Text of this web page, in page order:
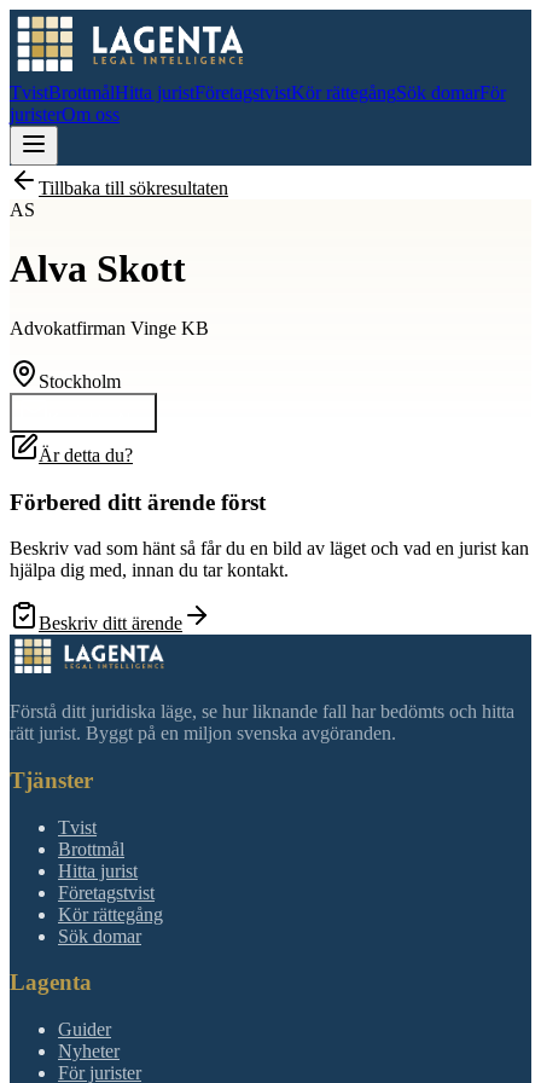
TvistBrottmålHitta juristFöretagstvistKör rättegångSök domarFör
juristerOm oss
Tillbaka till sökresultaten
AS
Alva Skott
Advokatfirman Vinge KB
Stockholm
Är detta du?
Förbered ditt ärende först
Beskriv vad som hänt så får du en bild av läget och vad en jurist kan
hjälpa dig med, innan du tar kontakt.
Beskriv ditt ärende
Förstå ditt juridiska läge, se hur liknande fall har bedömts och hitta
rätt jurist. Byggt på en miljon svenska avgöranden.
Tjänster
Tvist
Brottmål
Hitta jurist
Företagstvist
Kör rättegång
Sök domar
Lagenta
Guider
Nyheter
För jurister